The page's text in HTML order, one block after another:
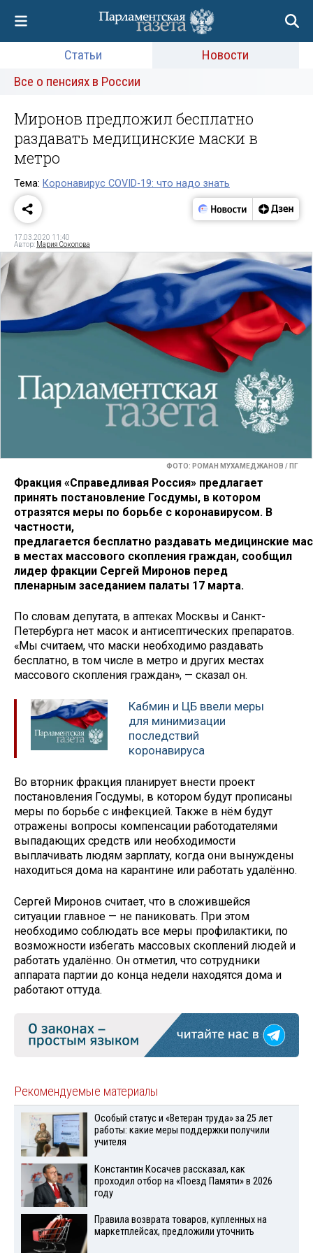
Статьи
Новости
Все о пенсиях в России
Миронов предложил бесплатно
раздавать медицинские маски в
метро
Тема: Коронавирус COVID-19: что надо знать
17.03.2020 11:40
Автор: Мария Соколова
ФОТО: РОМАН МУХАМЕДЖАНОВ / ПГ
Фракция «Справедливая Россия» предлагает
принять постановление Госдумы, в котором
отразятся меры по борьбе с коронавирусом. В
частности,
предлагается бесплатно раздавать медицинские
в местах массового скопления граждан, сообщил
лидер фракции Сергей Миронов перед
пленарным заседанием палаты 17 марта.
По словам депутата, в аптеках Москвы и Санкт-
Петербурга нет масок и антисептических препаратов.
«Мы считаем, что маски необходимо раздавать
бесплатно, в том числе в метро и других местах
массового скопления граждан», — сказал он.
Кабмин и ЦБ ввели меры
для минимизации
последствий
коронавируса
Во вторник фракция планирует внести проект
постановления Госдумы, в котором будут прописаны
меры по борьбе с инфекцией. Также в нём будут
отражены вопросы компенсации работодателями
выпадающих средств или необходимости
выплачивать людям зарплату, когда они вынуждены
находиться дома на карантине или работать удалённо.
Сергей Миронов считает, что в сложившейся
ситуации главное — не паниковать. При этом
необходимо соблюдать все меры профилактики, по
возможности избегать массовых скоплений людей и
работать удалённо. Он отметил, что сотрудники
аппарата партии до конца недели находятся дома и
работают оттуда.
Рекомендуемые материалы
Особый статус и «Ветеран труда» за 25 лет
работы: какие меры поддержки получили
учителя
Константин Косачев рассказал, как
проходил отбор на «Поезд Памяти» в 2026
году
Правила возврата товаров, купленных на
маркетплейсах, предложили уточнить